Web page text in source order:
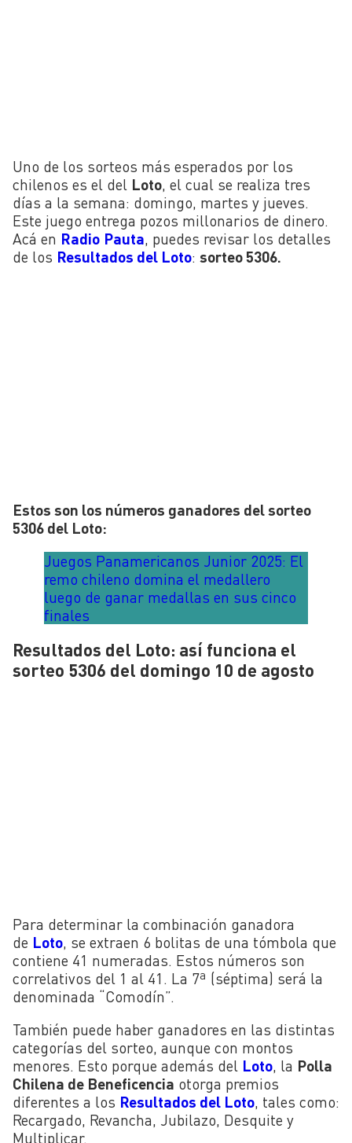
Uno de los sorteos más esperados por los
chilenos es el del Loto , el cual se realiza tres
días a la semana: domingo, martes y jueves.
Este juego entrega pozos millonarios de dinero.
Acá en Radio Pauta , puedes revisar los detalles
de los Resultados del Loto: sorteo 5306.
Estos son los números ganadores del sorteo
5306 del Loto:
Juegos Panamericanos Junior 2025: El
remo chileno domina el medallero
luego de ganar medallas en sus cinco
finales
Resultados del Loto: así funciona el
sorteo 5306 del domingo 10 de agosto
Para determinar la combinación ganadora
de Loto, se extraen 6 bolitas de una tómbola que
contiene 41 numeradas. Estos números son
correlativos del 1 al 41. La 7ª (séptima) será la
denominada “Comodín”.
También puede haber ganadores en las distintas
categorías del sorteo, aunque con montos
menores. Esto porque además del Loto, la Polla
Chilena de Beneficencia otorga premios
diferentes a los Resultados del Loto, tales como:
Recargado, Revancha, Jubilazo, Desquite y
Multiplicar.